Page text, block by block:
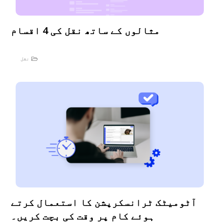
مثالوں کے ساتھ نقل کی 4 اقسام
نقل
آٹومیٹک ٹرانسکرپشن کا استعمال کرتے
ہوئے کام پر وقت کی بچت کریں۔